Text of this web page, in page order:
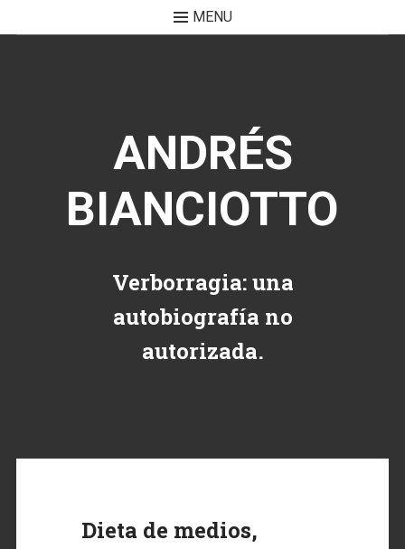
MENU
ANDRÉS
BIANCIOTTO
Verborragia: una
autobiografía no
autorizada.
Dieta de medios,